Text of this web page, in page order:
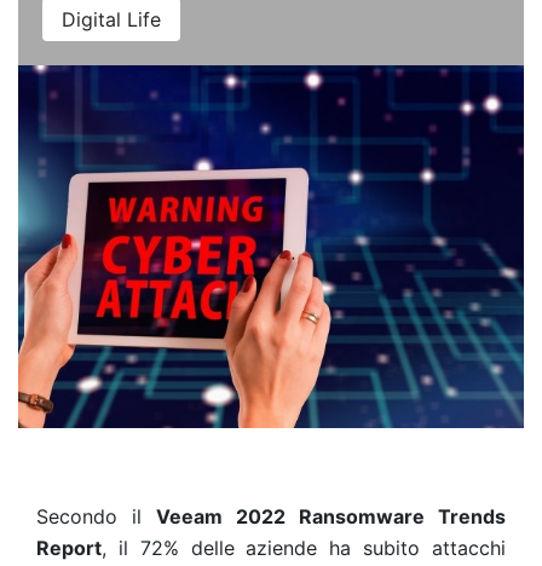
Digital Life
Secondo il Veeam 2022 Ransomware Trends
Report, il 72% delle aziende ha subito attacchi